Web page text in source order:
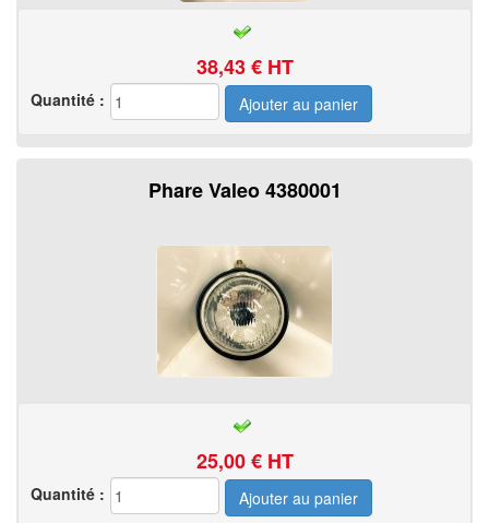
38,43€ HT
Quantité :
Phare Valeo 4380001
25,00€ HT
Quantité :